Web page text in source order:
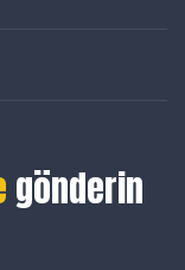
gönderin